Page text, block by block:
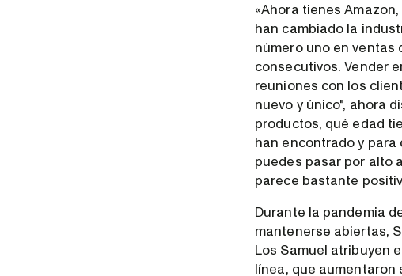
«Ahora tienes Amazon,
han cambiado la
número uno en
consecutivos. Vender
reuniones con los
nuevo y único", ahora
productos, qué edad
han encontrado y
puedes pasar por alto
parece bastante
Durante la pandemia
mantenerse abiertas,
Los Samuel atribuyen
línea, que